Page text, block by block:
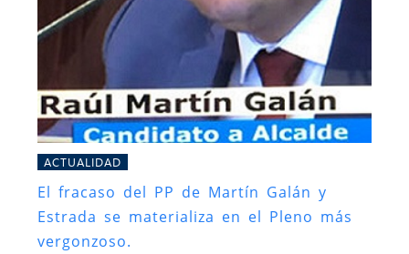
ACTUALIDAD
El fracaso del PP de Martín Galán y
Estrada se materializa en el Pleno más
vergonzoso.